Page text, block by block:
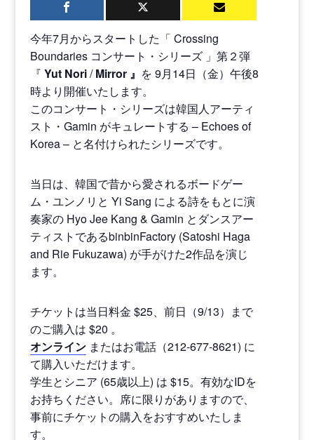
今年7月からスタートした「 Crossing
Boundaries コンサート・シリーズ 」第２弾
『 Yut Nori/Mirror 』 を 9月14日（金）午後8
時より開催いたします。
このコンサート・シリーズは韓国人アーティ
スト・Gamin がキュレートする – Echoes of
Korea – と名付けられたシリーズです。
当日は、韓国で昔から愛されるボードゲー
ム・ユンノリと Yi Sang による詩をもとに演
奏家の Hyo Jee Kang & Gamin とダンスアー
ティストであるbinbinFactory (Satoshi Haga
and Rie Fukuzawa) が手がけた2作品を演じ
ます。
チケットは当日料金 $25、前日（9/13）まで
のご購入は $20 。
オンラインまたはお電話（212-677-8621) に
て購入いただけます。
学生とシニア (65歳以上) は $15。有効なIDを
お持ちください。席に限りがありますので、
事前にチケットの購入をおすすめいたしま
す。